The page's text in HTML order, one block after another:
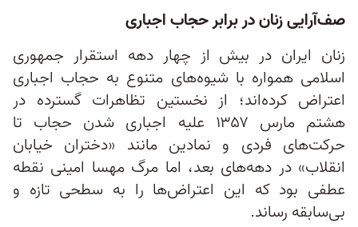
صف‌آرایی زنان در برابر حجاب اجباری
زنان ایران در بیش از چهار دهه استقرار جمهوری
اسلامی همواره با شیوه‌های متنوع به حجاب اجباری
اعتراض کرده‌اند؛ از نخستین تظاهرات گسترده در
هشتم مارس ۱۳۵۷ علیه اجباری شدن حجاب تا
حرکت‌های فردی و نمادین مانند «دختران خیابان
انقلاب» در دهه‌های بعد، اما مرگ مهسا امینی نقطه
عطفی بود که این اعتراض‌ها را به سطحی تازه و
بی‌سابقه رساند.